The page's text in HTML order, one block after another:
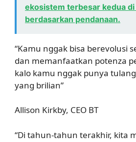
ekosistem terbesar kedua di
berdasarkan pendanaan.
“Kamu nggak bisa berevolusi
dan memanfaatkan potenza
kalo kamu nggak punya
yang brilian”
Allison Kirkby, CEO BT
“Di tahun-tahun terakhir, kita